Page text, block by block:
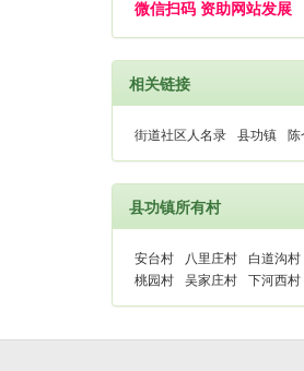
微信扫码 资助网站发展
相关链接
街道社区人名录 县功镇 陈
县功镇所有村
安台村 八里庄村 白道沟村
桃园村 吴家庄村 下河西村